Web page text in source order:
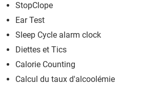
StopClope
Ear Test
Sleep Cycle alarm clock
Diettes et Tics
Calorie Counting
Calcul du taux d'alcoolémie